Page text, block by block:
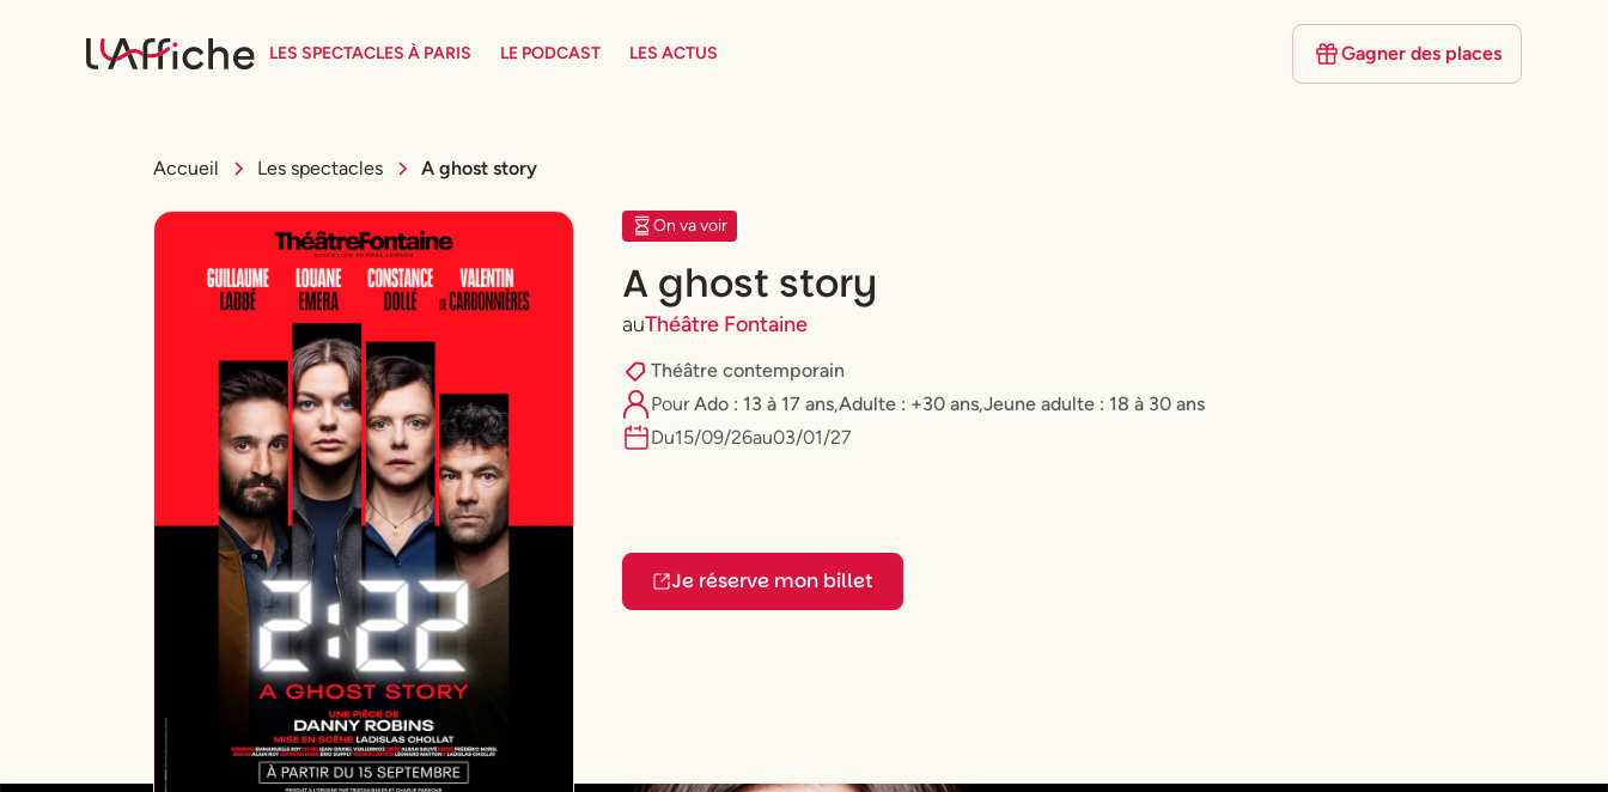
LES SPECTACLES À PARIS LE PODCAST LES ACTUS Gagner des places
Accueil Les spectacles A ghost story
On va voir
A ghost story
auThéâtre Fontaine
Théâtre contemporain
PourAdo : 13 à 17 ans,Adulte : +30 ans,⁠Jeune adulte : 18 à 30 ans
Du15/09/26au03/01/27
Je réserve mon billet